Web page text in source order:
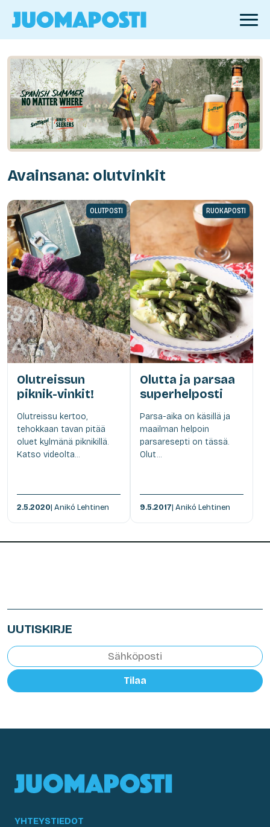
Avainsana: olutvinkit
OLUTPOSTI
Olutreissun
piknik-vinkit!
Olutreissu kertoo,
tehokkaan tavan pitää
oluet kylmänä piknikillä.
Katso videolta...
2.5.2020| Anikó Lehtinen
RUOKAPOSTI
Olutta ja parsaa
superhelposti
Parsa-aika on käsillä ja
maailman helpoin
parsaresepti on tässä.
Olut...
9.5.2017| Anikó Lehtinen
UUTISKIRJE
Tilaa
YHTEYSTIEDOT